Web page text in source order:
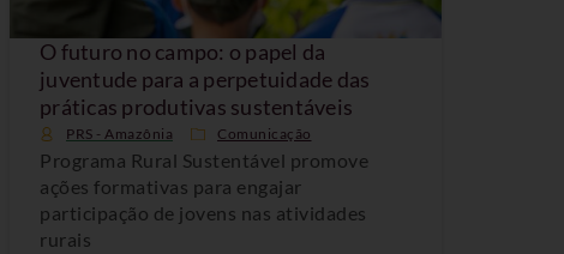
O futuro no campo: o papel da
juventude para a perpetuidade das
práticas produtivas sustentáveis
PRS - Amazônia Comunicação
Programa Rural Sustentável promove
ações formativas para engajar
participação de jovens nas atividades
rurais